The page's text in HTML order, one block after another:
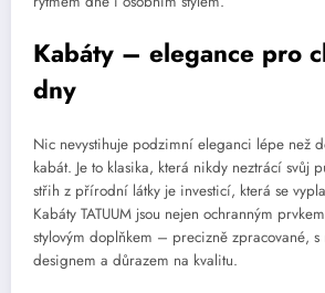
Kabáty – elegance pro
dny
Nic nevystihuje podzimní eleganci lépe než
kabát. Je to klasika, která nikdy neztrácí svůj
střih z přírodní látky je investicí, která se
Kabáty TATUUM jsou nejen ochranným
stylovým doplňkem – precizně zpracované, s
designem a důrazem na kvalitu.